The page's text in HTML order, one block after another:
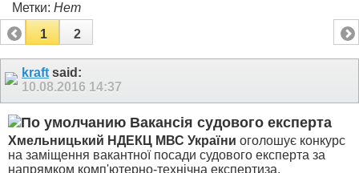
Метки: Нет
1
2
kraft said:
10.08.2016 14:37
Вакансія судового експерта
Хмельницький НДЕКЦ МВС України оголошує конкурс
на заміщення вакантної посади судового експерта за
напрямком комп'ютерно-технічна експертиза.